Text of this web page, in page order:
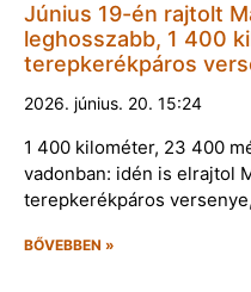
Június 19-én rajtolt
leghosszabb, 1 400
terepkerékpáros
2026. június. 20. 15:24
1 400 kilométer, 23 400
vadonban: idén is elrajtol
terepkerékpáros
BŐVEBBEN »